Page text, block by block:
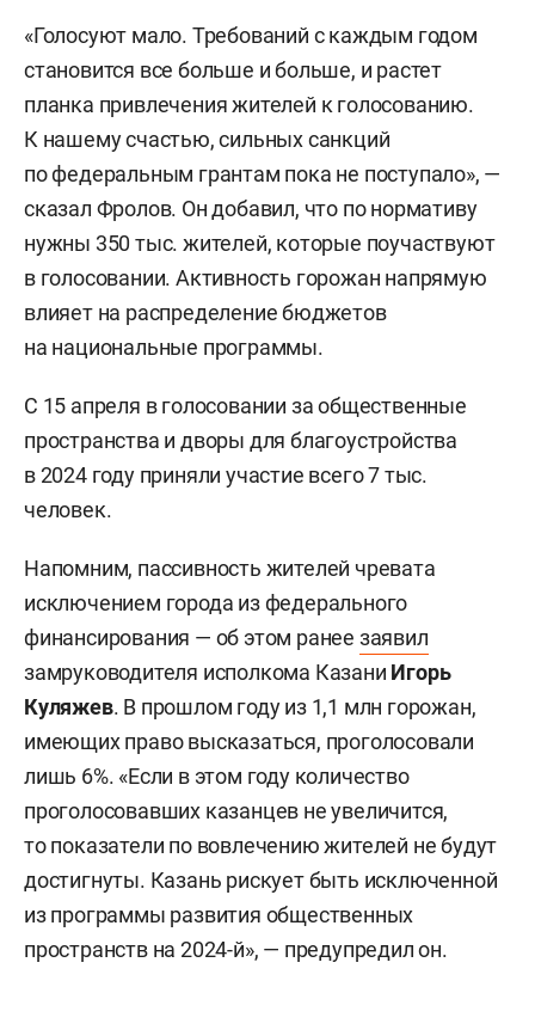
«Голосуют мало. Требований с каждым годом
становится все больше и больше, и растет
планка привлечения жителей к голосованию.
К нашему счастью, сильных санкций
по федеральным грантам пока не поступало», —
сказал Фролов. Он добавил, что по нормативу
нужны 350 тыс. жителей, которые поучаствуют
в голосовании. Активность горожан напрямую
влияет на распределение бюджетов
на национальные программы.
С 15 апреля в голосовании за общественные
пространства и дворы для благоустройства
в 2024 году приняли участие всего 7 тыс.
человек.
Напомним, пассивность жителей чревата
исключением города из федерального
финансирования — об этом ранее заявил
замруководителя исполкома Казани Игорь
Куляжев. В прошлом году из 1,1 млн горожан,
имеющих право высказаться, проголосовали
лишь 6%. «Если в этом году количество
проголосовавших казанцев не увеличится,
то показатели по вовлечению жителей не будут
достигнуты. Казань рискует быть исключенной
из программы развития общественных
пространств на 2024-й», — предупредил он.